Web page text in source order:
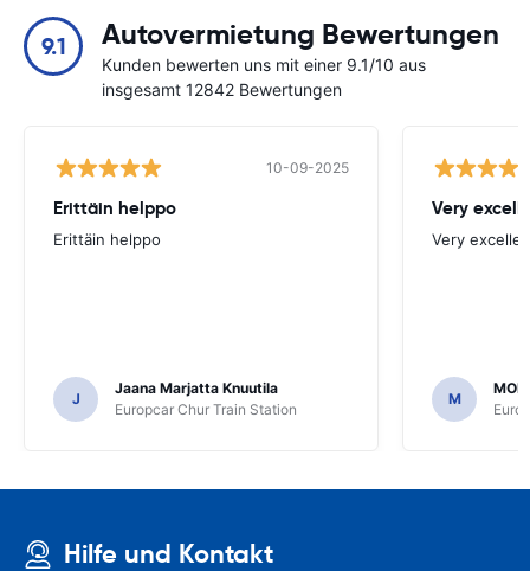
9.1 Autovermietung Bewertungen
Kunden bewerten uns mit einer 9.1/10 aus
insgesamt 12842 Bewertungen
10-09-2025
Erittäin helppo
Erittäin helppo
J
Jaana Marjatta Knuutila
Europcar Chur Train Station
Very
Very
M
Hilfe und Kontakt